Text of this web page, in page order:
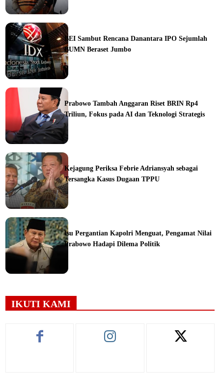
BEI Sambut Rencana Danantara IPO Sejumlah
BUMN Beraset Jumbo
Prabowo Tambah Anggaran Riset BRIN Rp4
Triliun, Fokus pada AI dan Teknologi Strategis
Kejagung Periksa Febrie Adriansyah sebagai
Tersangka Kasus Dugaan TPPU
Isu Pergantian Kapolri Menguat, Pengamat Nilai
Prabowo Hadapi Dilema Politik
IKUTI KAMI